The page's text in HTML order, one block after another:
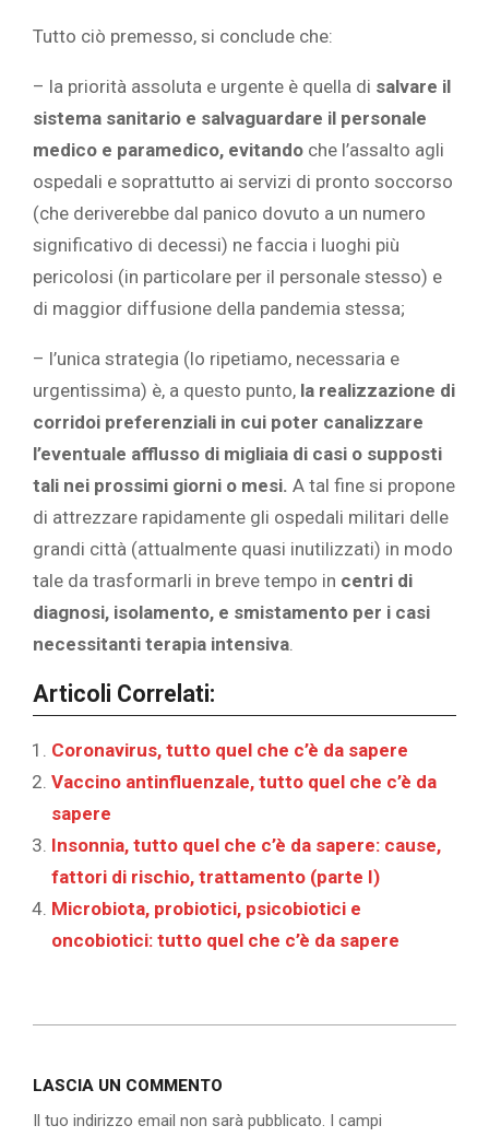
Tutto ciò premesso, si conclude che:
– la priorità assoluta e urgente è quella di salvare il
sistema sanitario e salvaguardare il personale
medico e paramedico, evitando che l’assalto agli
ospedali e soprattutto ai servizi di pronto soccorso
(che deriverebbe dal panico dovuto a un numero
significativo di decessi) ne faccia i luoghi più
pericolosi (in particolare per il personale stesso) e
di maggior diffusione della pandemia stessa;
– l’unica strategia (lo ripetiamo, necessaria e
urgentissima) è, a questo punto, la realizzazione di
corridoi preferenziali in cui poter canalizzare
l’eventuale afflusso di migliaia di casi o supposti
tali nei prossimi giorni o mesi. A tal fine si propone
di attrezzare rapidamente gli ospedali militari delle
grandi città (attualmente quasi inutilizzati) in modo
tale da trasformarli in breve tempo in centri di
diagnosi, isolamento, e smistamento per i casi
necessitanti terapia intensiva
Articoli Correlati:
Coronavirus, tutto quel che c’è da sapere
Vaccino antinfluenzale, tutto quel che c’è da
sapere
Insonnia, tutto quel che c’è da sapere: cause,
fattori di rischio, trattamento (parte I)
Microbiota, probiotici, psicobiotici e
oncobiotici: tutto quel che c’è da sapere
26
LASCIA UN COMMENTO
Il tuo indirizzo email non sarà pubblicato. I campi